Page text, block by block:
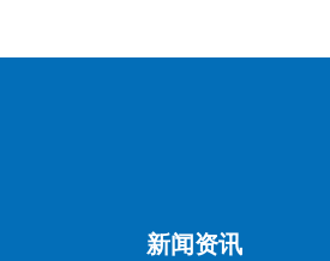
新闻资讯